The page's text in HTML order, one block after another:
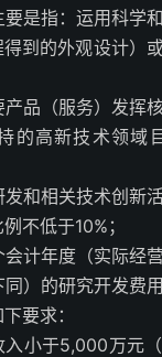
是指：运用科学
到的外观设计）
产品（服务）发挥
的高新技术领域
发和相关技术创新
不低于10%；
会计年度（实际经
）的研究开发费
要求：
入小于5,000万元